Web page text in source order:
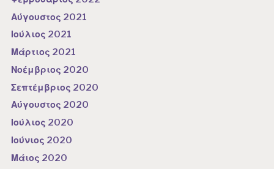
Αύγουστος 2021
Ιούλιος 2021
Μάρτιος 2021
Νοέμβριος 2020
Σεπτέμβριος 2020
Αύγουστος 2020
Ιούλιος 2020
Ιούνιος 2020
Μάιος 2020